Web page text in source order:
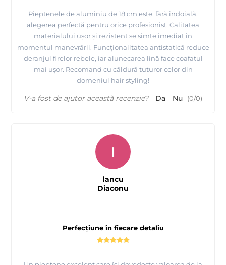
Pieptenele de aluminiu de 18 cm este, fără îndoială,
alegerea perfectă pentru orice profesionist. Calitatea
materialului ușor și rezistent se simte imediat în
momentul manevrării. Funcționalitatea antistatică reduce
deranjul firelor rebele, iar alunecarea lină face coafatul
mai ușor. Recomand cu căldură tuturor celor din
domeniul hair styling!
V-a fost de ajutor această recenzie? Da Nu (0/0)
Perfecțiune în fiecare detaliu
I
Iancu
Diaconu